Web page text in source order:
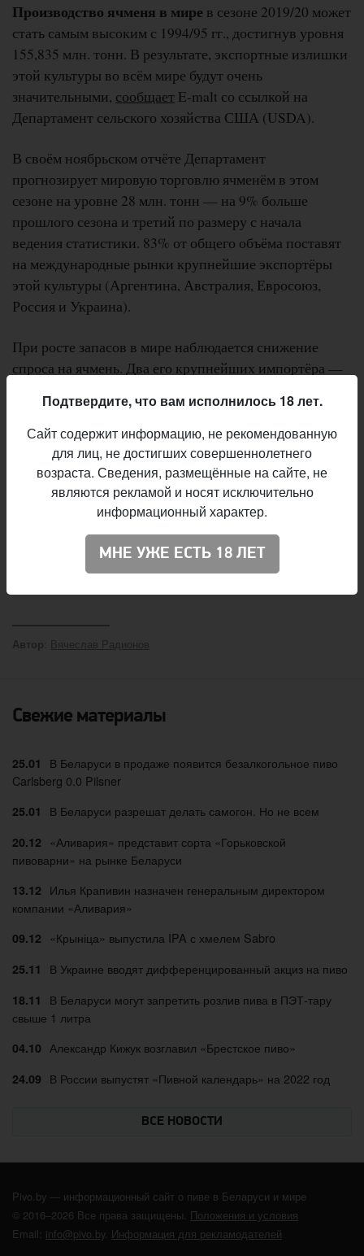
Производство ячменя в мире в сезоне 2019/20 может
стать самым высоким с 1994/95 гг., достигнув уровня
155,835 млн. тонн. В результате, экспортные излишки
этой культуры во всём мире будут очень
значительными, сообщает E-malt со ссылкой на
Департамент сельского хозяйства США (USDA).
В своём ноябрьском отчёте Департамент
прогнозирует мировую торговлю ячменём в этом
сезоне на уровне 28 млн. тонн — на 9% больше
прошлого сезона и третий по размеру с начала
ведения статистики. 83% от общего объёма поставят
на международные рынки крупнейшие экспортёры
этой культуры (Аргентина, Австралия, Евросоюз,
Россия и Украина).
При росте запасов в мире наблюдается снижение
спроса на ячмень. Два его крупнейших импортёра —
сократили его закупки (самым высоким показателем
общего импорта ячменя обеими странами стали 18,1
млн. тонн в 2014/15 гг.).
Рост запасов и сокращение спроса привели к
ослаблению цен на ячмень — за последний год
разница в ценах на ячмень и кукурузу сократилась с
более 80 долларов за тонну в сентябре 2018 г. до
почти 20 долларов за тонну в октябре 2019 г.
Автор Вячеслав Радионов
Свежие материалы
25.01
В Беларуси в продаже появится безалкогольное пиво
Carlsberg 0.0 Pilsner
25.01 В Беларуси разрешат делать самогон. Но не всем
20.12
«Аливария» представит сорта «Горьковской
пивоварни» на рынке Беларуси
13.12 Илья Крапивин назначен генеральным директором
компании «Аливария»
09.12 «Крыніца» выпустила IPA с хмелем Sabro
25.11 В Украине вводят дифференцированный акциз на пиво
18.11
В Беларуси могут запретить розлив пива в ПЭТ-тару
свыше 1 литра
04.10 Александр Кижук возглавил «Брестское пиво»
24.09 В России выпустят «Пивной календарь» на 2022 год
ВСЕ НОВОСТИ
Pivo.by — информационный сайт о пиве в Беларуси и мире
© 2016–2026 Все права защищены. Положения и условия
Email: info@pivo.by. Информация для рекламодателей
Подтвердите, что вам исполнилось 18 лет.
Сайт содержит информацию, не рекомендованную
для лиц, не достигших совершеннолетнего
возраста. Сведения, размещённые на сайте, не
являются рекламой и носят исключительно
информационный характер.
МНЕ УЖЕ ЕСТЬ 18 ЛЕТ